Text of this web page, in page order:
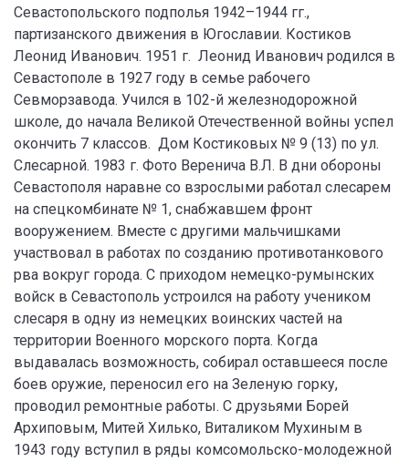
Севастопольского подполья 1942–1944 гг.,
партизанского движения в Югославии. Костиков
Леонид Иванович. 1951 г. Леонид Иванович родился в
Севастополе в 1927 году в семье рабочего
Севморзавода. Учился в 102-й железнодорожной
школе, до начала Великой Отечественной войны успел
окончить 7 классов. Дом Костиковых № 9 (13) по ул.
Слесарной. 1983 г. Фото Веренича В.Л. В дни обороны
Севастополя наравне со взрослыми работал слесарем
на спецкомбинате № 1, снабжавшем фронт
вооружением. Вместе с другими мальчишками
участвовал в работах по созданию противотанкового
рва вокруг города. С приходом немецко-румынских
войск в Севастополь устроился на работу учеником
слесаря в одну из немецких воинских частей на
территории Военного морского порта. Когда
выдавалась возможность, собирал оставшееся после
боев оружие, переносил его на Зеленую горку,
проводил ремонтные работы. С друзьями Борей
Архиповым, Митей Хилько, Виталиком Мухиным в
1943 году вступил в ряды комсомольско-молодежной